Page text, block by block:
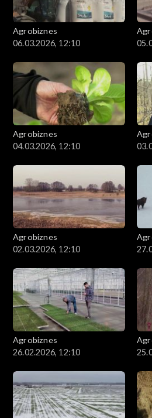
Agrobiznes
06.03.2026, 12:10
Agrobiznes
04.03.2026, 12:10
Agrobiznes
02.03.2026, 12:10
Agrobiznes
26.02.2026, 12:10